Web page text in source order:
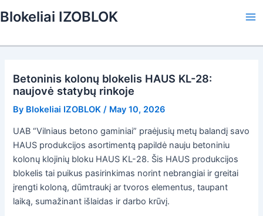
to
Blokeliai IZOBLOK
Betoninis kolonų blokelis HAUS KL-28:
naujovė statybų rinkoje
By Blokeliai IZOBLOK / May 10, 2026
UAB “Vilniaus betono gaminiai” praėjusių metų balandį savo
HAUS produkcijos asortimentą papildė nauju betoniniu
kolonų klojinių bloku HAUS KL-28. Šis HAUS produkcijos
blokelis tai puikus pasirinkimas norint nebrangiai ir greitai
įrengti koloną, dūmtraukį ar tvoros elementus, taupant
laiką, sumažinant išlaidas ir darbo krūvį.